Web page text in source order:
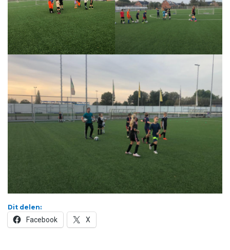
Dit delen:
Facebook X